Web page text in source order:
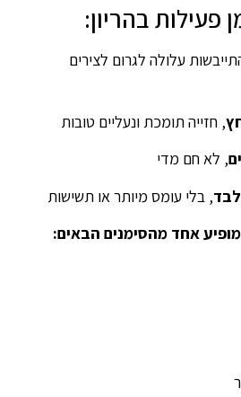
פעילות בהריון:
עלולה לגרום לצירים
, חזייה תומכת ונעליים טובות
, לא חם מדי
, בלי עומס מיותר או תשישות
אחד מהסימנים הבאים: